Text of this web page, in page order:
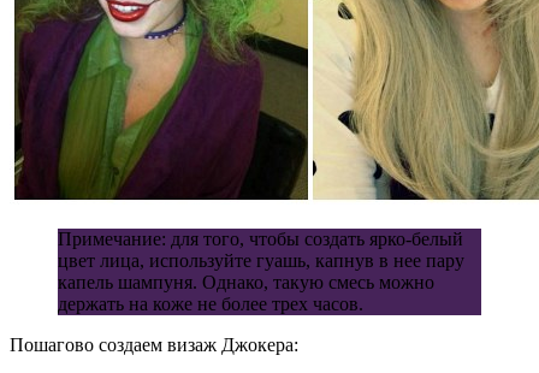
Примечание: для того, чтобы создать ярко-белый
цвет лица, используйте гуашь, капнув в нее пару
капель шампуня. Однако, такую смесь можно
держать на коже не более трех часов.
Пошагово создаем визаж Джокера: